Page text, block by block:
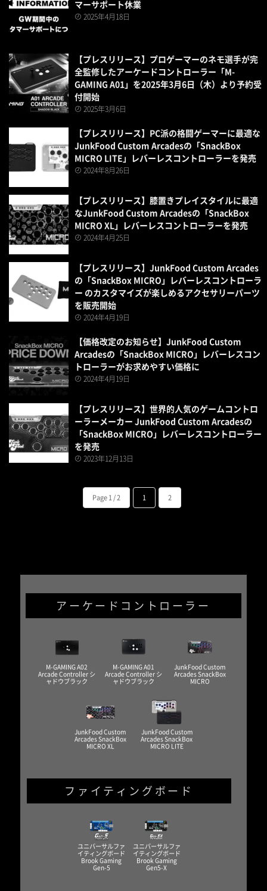
マーサポート休業
2025年4月18日
【プレスリリース】プロゲーマーのネモ選手が完
全監修したアーケードコントローラー「M-
GAMING A01」を2025年3月6日（木）より予約受
付開始
2025年3月6日
【プレスリリース】PC派の格闘ゲーマーに最適な
JunkFood Custom Arcadesの「SnackBox
MICRO LITE」レバーレスコントローラーを発売
2024年8月26日
【プレスリリース】膝置きプレイスタイルに最適
なJunkFood Custom Arcadesの「SnackBox
MICRO XL」レバーレスコントローラーを発売
2024年4月25日
【プレスリリース】JunkFood Custom Arcades
の「SnackBox MICRO」レバーレスコントローラ
ー のカスタマイズが楽しめるアクセサリーパーツ
を販売開始
2024年4月19日
【価格改定のお知らせ】JunkFood Custom
Arcadesの「SnackBox MICRO」レバーレスコン
トローラーがお求めやすい価格に
2024年4月19日
【プレスリリース】世界的人気のゲームコントロ
ーラーメーカー JunkFood Custom Arcadesの
「SnackBox MICRO」レバーレスコントローラー
を発売
2023年12月13日
Page 1 / 2 1 2
アーケードコントローラー
M-GAMING A02
Arcade Controller シ
ャドウブラック
M-GAMING A01
Arcade Controller シ
ャドウブラック
JunkFood Custom
Arcades SnackBox
MICRO
JunkFood Custom
Arcades SnackBox
MICRO XL
JunkFood Custom
Arcades SnackBox
MICRO LITE
ファイティングボード
ユニバーサルファ
イティングボード
Brook Gaming
Gen-5
ユニバーサルファ
イティングボード
Brook Gaming
Gen5-X